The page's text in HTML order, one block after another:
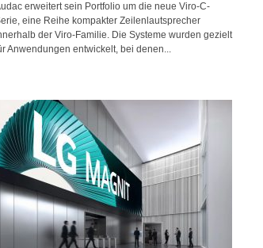
erweitert sein Portfolio um die neue Viro-C-
eine Reihe kompakter Zeilenlautsprecher
der Viro-Familie. Die Systeme wurden gezielt
Anwendungen entwickelt, bei denen...